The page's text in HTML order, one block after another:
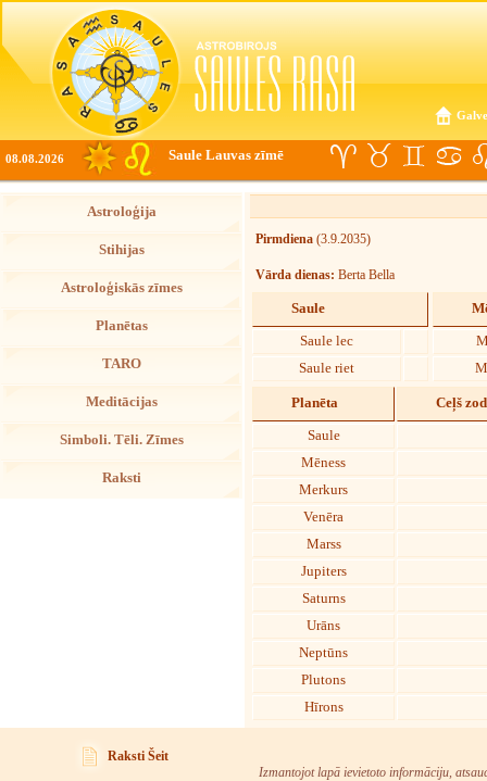
08.08.2026 Saule Lauvas zīmē
Astroloģija
Stihijas
Astroloģiskās zīmes
Planētas
TARO
Meditācijas
Simboli. Tēli. Zīmes
Raksti
Pirmdiena (3.9.2035)
Vārda dienas: Berta Bella
Saule
Saule lec
Saule riet
Planēta Ceļš
Saule
Mēness
Merkurs
Venēra
Marss
Jupiters
Saturns
Urāns
Neptūns
Plutons
Hīrons
Raksti Šeit
Izmantojot lapā ievietoto informāciju,